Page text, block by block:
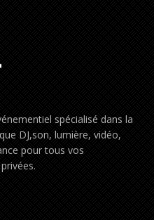
spécialisé dans la
DJ,son, lumière, vidéo,
pour tous vos